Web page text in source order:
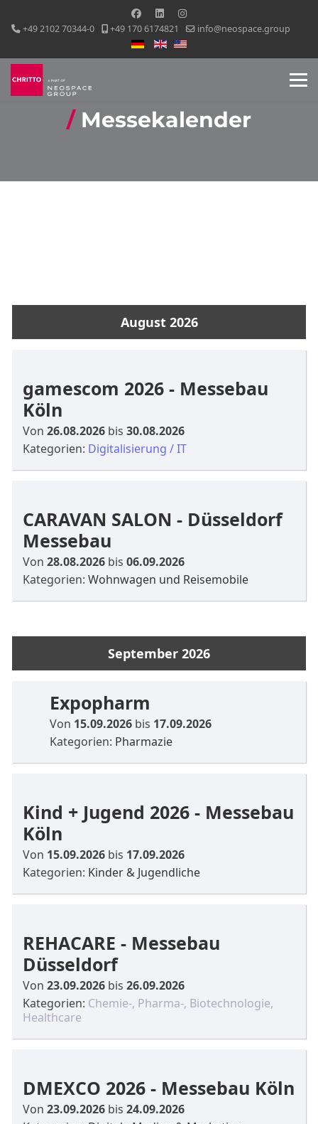
+49 2102 70344-0 +49 170 6174821
info@neospace.group
Sprache auswählen
Messekalender
August 2026
gamescom 2026 - Messebau
Köln
Von26.08.2026 bis30.08.2026
Kategorien: Digitalisierung / IT
CARAVAN SALON - Düsseldorf
Messebau
Von28.08.2026 bis06.09.2026
Kategorien:Wohnwagen und Reisemobile
September 2026
Expopharm
Von 15.09.2026 bis 17.09.2026
Kategorien: Pharmazie
Kind + Jugend 2026 - Messebau
Köln
Von 15.09.2026 bis 17.09.2026
Kategorien: Kinder & Jugendliche
REHACARE - Messebau
Düsseldorf
Von23.09.2026 bis26.09.2026
Kategorien: Chemie-, Pharma-, Biotechnologie,
Healthcare
DMEXCO 2026 - Messebau Köln
Von23.09.2026 bis24.09.2026